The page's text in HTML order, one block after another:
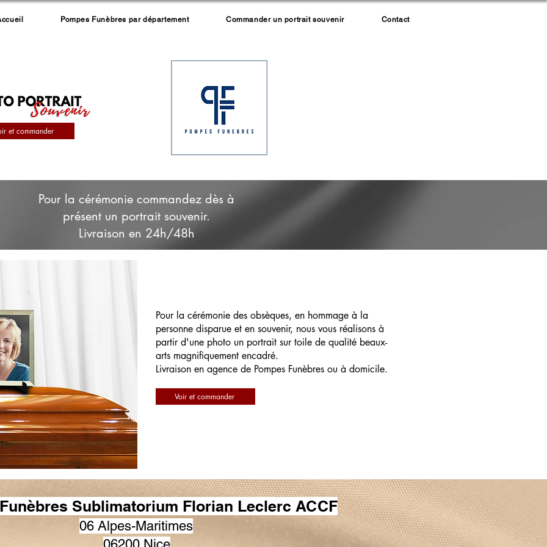
Pompes Funèbres par département Commander un portrait souvenir Contact
et commander
Pour la cérémonie commandez dès à
présent un portrait souvenir.
Livraison en 24h/48h
Pour la cérémonie des obsèques, en hommage à la
personne disparue et en souvenir, nous vous réalisons à
partir d'une photo un portrait sur toile de qualité beaux-
arts magnifiquement encadré.
Livraison en agence de Pompes Funèbres ou à domicile.
Voir et commander
Sublimatorium Florian Leclerc ACCF
06 Alpes-Maritimes